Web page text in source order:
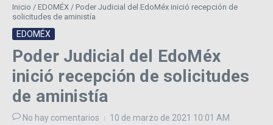
Inicio / EDOMÉX / Poder Judicial del EdoMéx inició recepción de
solicitudes de aministía
EDOMÉX
Poder Judicial del EdoMéx
inició recepción de solicitudes
de aministía
No hay comentarios 10 de marzo de 2021 10:01 AM